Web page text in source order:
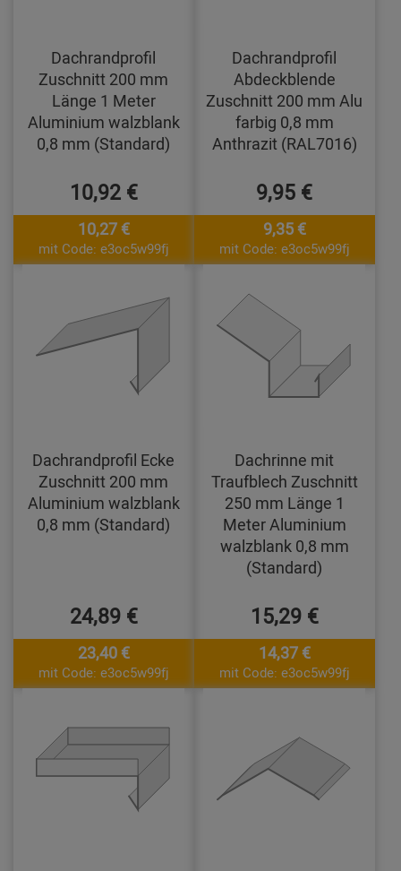
Dachrandprofil
Zuschnitt 200 mm
Länge 1 Meter
Aluminium walzblank
0,8 mm (Standard)
10,92 €
10,27 €
mit Code: e3oc5w99fj
Dachrandprofil
Abdeckblende
Zuschnitt 200 mm Alu
farbig 0,8 mm
Anthrazit (RAL7016)
9,95 €
9,35 €
mit Code: e3oc5w99fj
Dachrandprofil Ecke
Zuschnitt 200 mm
Aluminium walzblank
0,8 mm (Standard)
24,89 €
23,40 €
mit Code: e3oc5w99fj
Dachrinne mit
Traufblech Zuschnitt
250 mm Länge 1
Meter Aluminium
walzblank 0,8 mm
(Standard)
15,29 €
14,37 €
mit Code: e3oc5w99fj